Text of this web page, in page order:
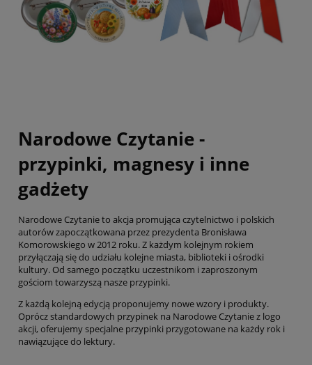
Narodowe Czytanie -
przypinki, magnesy i inne
gadżety
Narodowe Czytanie to akcja promująca czytelnictwo i polskich
autorów zapoczątkowana przez prezydenta Bronisława
Komorowskiego w 2012 roku. Z każdym kolejnym rokiem
przyłączają się do udziału kolejne miasta, biblioteki i ośrodki
kultury. Od samego początku uczestnikom i zaproszonym
gościom towarzyszą nasze przypinki.
Z każdą kolejną edycją proponujemy nowe wzory i produkty.
Oprócz standardowych przypinek na Narodowe Czytanie z logo
akcji, oferujemy specjalne przypinki przygotowane na każdy rok i
nawiązujące do lektury.